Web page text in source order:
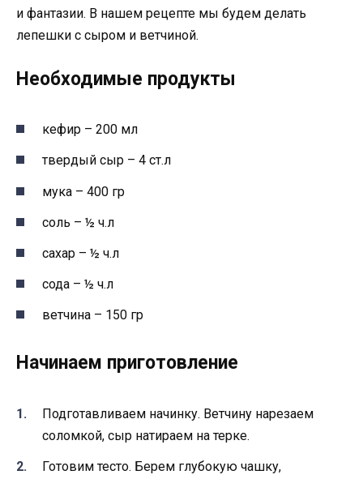
и фантазии. В нашем рецепте мы будем делать
лепешки с сыром и ветчиной.
Необходимые продукты
кефир – 200 мл
твердый сыр – 4 ст.л
мука – 400 гр
соль – ½ ч.л
сахар – ½ ч.л
сода – ½ ч.л
ветчина – 150 гр
Начинаем приготовление
Подготавливаем начинку. Ветчину нарезаем
соломкой, сыр натираем на терке.
Готовим тесто. Берем глубокую чашку,